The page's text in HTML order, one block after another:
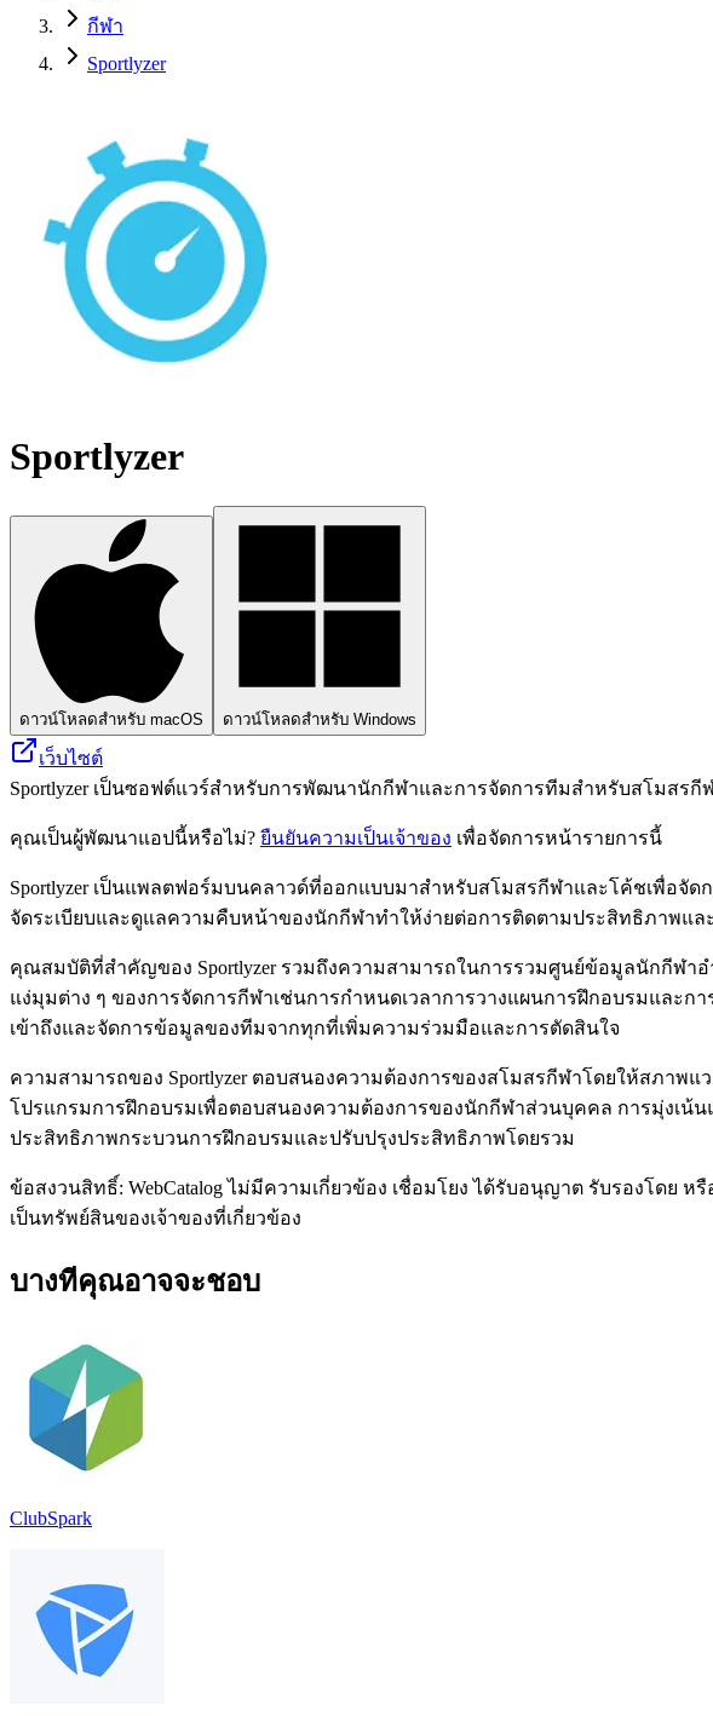
กีฬา
Sportlyzer
Sportlyzer
ดาวน์โหลดสำหรับ macOS ดาวน์โหลดสำหรับ Windows
เว็บไซต์
Sportlyzer เป็นซอฟต์แวร์สำหรับการพัฒนานักกีฬาและการจัดการทีมสำหรับสโมสร
คุณเป็นผู้พัฒนาแอปนี้หรือไม่? ยืนยันความเป็นเจ้าของ เพื่อจัดการหน้ารายการนี้
Sportlyzer เป็นแพลตฟอร์มบนคลาวด์ที่ออกแบบมาสำหรับสโมสรกีฬาและโค้ชเพื่อ
จัดระเบียบและดูแลความคืบหน้าของนักกีฬาทำให้ง่ายต่อการติดตามประสิทธิภาพแล
คุณสมบัติที่สำคัญของ Sportlyzer รวมถึงความสามารถในการรวมศูนย์ข้อมูลนักกีฬ
แง่มุมต่าง ๆ ของการจัดการกีฬาเช่นการกำหนดเวลาการวางแผนการฝึกอบรมและก
เข้าถึงและจัดการข้อมูลของทีมจากทุกที่เพิ่มความร่วมมือและการตัดสินใจ
ความสามารถของ Sportlyzer ตอบสนองความต้องการของสโมสรกีฬาโดยให้สภา
โปรแกรมการฝึกอบรมเพื่อตอบสนองความต้องการของนักกีฬาส่วนบุคคล การมุ่งเ
ประสิทธิภาพกระบวนการฝึกอบรมและปรับปรุงประสิทธิภาพโดยรวม
ข้อสงวนสิทธิ์: WebCatalog ไม่มีความเกี่ยวข้อง เชื่อมโยง ได้รับอนุญาต รับรองโดย
เป็นทรัพย์สินของเจ้าของที่เกี่ยวข้อง
บางทีคุณอาจจะชอบ
ClubSpark